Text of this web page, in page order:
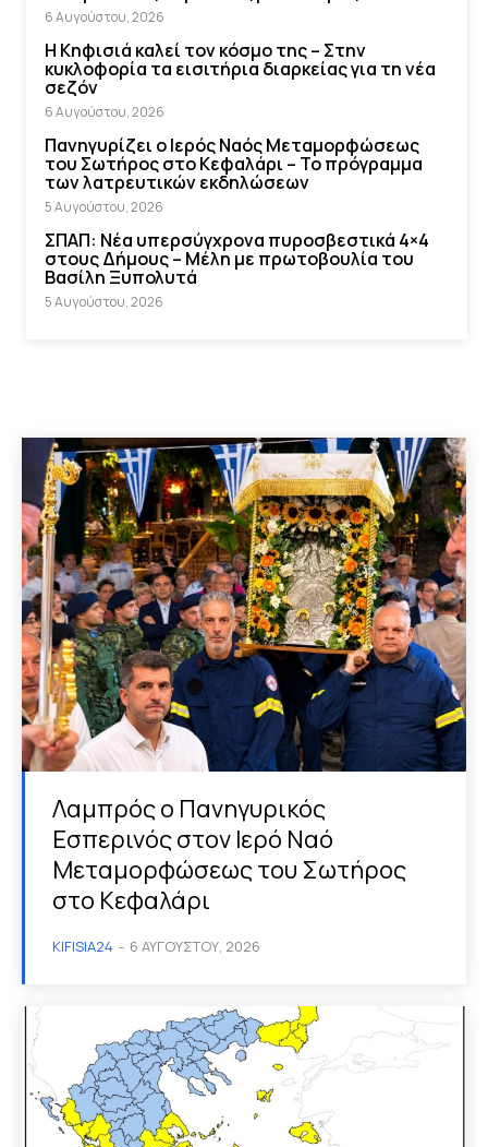
6 Αυγούστου, 2026
Η Κηφισιά καλεί τον κόσμο της – Στην
κυκλοφορία τα εισιτήρια διαρκείας για τη νέα
σεζόν
6 Αυγούστου, 2026
Πανηγυρίζει ο Ιερός Ναός Μεταμορφώσεως
του Σωτήρος στο Κεφαλάρι – Το πρόγραμμα
των λατρευτικών εκδηλώσεων
5 Αυγούστου, 2026
ΣΠΑΠ: Νέα υπερσύγχρονα πυροσβεστικά 4×4
στους Δήμους – Μέλη με πρωτοβουλία του
Βασίλη Ξυπολυτά
5 Αυγούστου, 2026
Λαμπρός ο Πανηγυρικός
Εσπερινός στον Ιερό Ναό
Μεταμορφώσεως του Σωτήρος
στο Κεφαλάρι
KIFISIA24 - 6 ΑΥΓΟΎΣΤΟΥ, 2026